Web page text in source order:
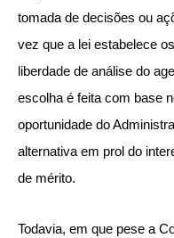
tomada de decisões ou
vez que a lei estabelece
liberdade de análise do
escolha é feita com base
oportunidade do
alternativa em prol do
de mérito.
Todavia, em que pese a